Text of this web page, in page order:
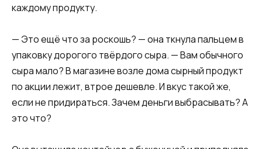
каждому продукту.
— Это ещё что за роскошь? — она ткнула пальцем в
упаковку дорогого твёрдого сыра. — Вам обычного
сыра мало? В магазине возле дома сырный продукт
по акции лежит, втрое дешевле. И вкус такой же,
если не придираться. Зачем деньги выбрасывать? А
это что?